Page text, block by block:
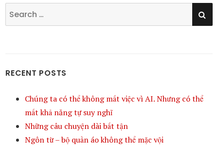
Search
for:
RECENT POSTS
Chúng ta có thể không mất việc vì AI. Nhưng có thể
mất khả năng tự suy nghĩ
Những câu chuyện dài bất tận
Ngôn từ – bộ quần áo không thể mặc vội